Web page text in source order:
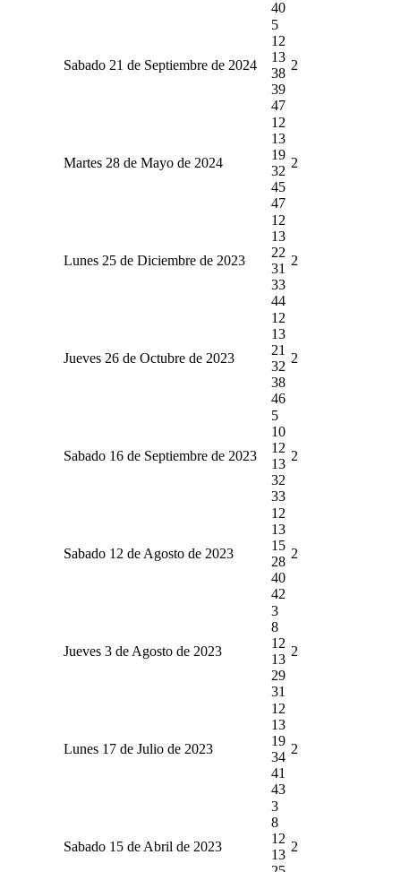
40
Sabado 21 de Septiembre de 2024
5
12
13
38
39
47
2
Martes 28 de Mayo de 2024
12
13
19
32
45
47
2
Lunes 25 de Diciembre de 2023
12
13
22
31
33
44
2
Jueves 26 de Octubre de 2023
12
13
21
32
38
46
2
Sabado 16 de Septiembre de 2023
5
10
12
13
32
33
2
Sabado 12 de Agosto de 2023
12
13
15
28
40
42
2
Jueves 3 de Agosto de 2023
3
8
12
13
29
31
2
Lunes 17 de Julio de 2023
12
13
19
34
41
43
2
Sabado 15 de Abril de 2023
3
8
12
13
2